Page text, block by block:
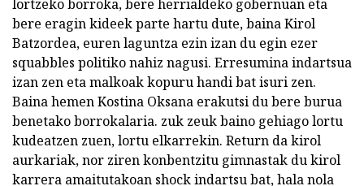
lortzeko borroka, bere herrialdeko gobernuan eta
bere eragin kideek parte hartu dute, baina Kirol
Batzordea, euren laguntza ezin izan du egin ezer
squabbles politiko nahiz nagusi. Erresumina indartsua
izan zen eta malkoak kopuru handi bat isuri zen.
Baina hemen Kostina Oksana erakutsi du bere burua
benetako borrokalaria. zuk zeuk baino gehiago lortu
kudeatzen zuen, lortu elkarrekin. Return da kirol
aurkariak, nor ziren konbentzitu gimnastak du kirol
karrera amaitutakoan shock indartsu bat, hala nola